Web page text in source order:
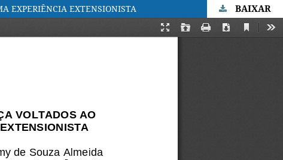
EXPERIÊNCIA EXTENSIONISTA BAIXAR